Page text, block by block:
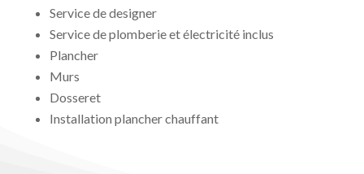
Service de designer
Service de plomberie et électricité inclus
Plancher
Murs
Dosseret
Installation plancher chauffant